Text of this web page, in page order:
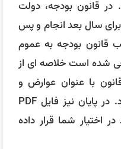
قانون بودجه، دولت
برای سال بعد انجام و پس
قانون بودجه به عموم
شده است خلاصه ای از
با عنوان عوارض و
مالیات، در اختیار شما قرار گیرد. در پایان نیز فایل PDF
دانلود در اختیار شما قرار داده